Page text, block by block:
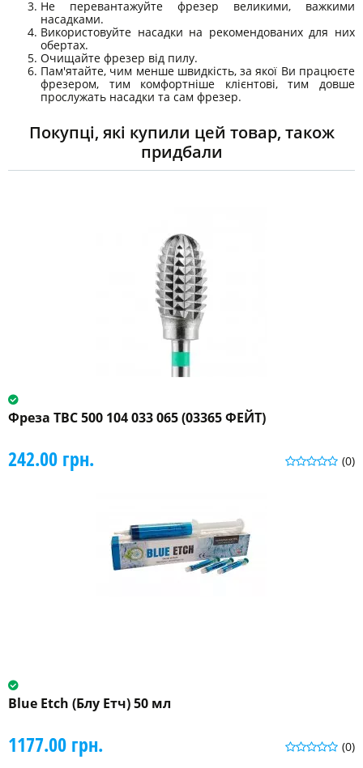
Не перевантажуйте фрезер великими, важкими
насадками.
Використовуйте насадки на рекомендованих для них
обертах.
Очищайте фрезер від пилу.
Пам'ятайте, чим менше швидкість, за якої Ви працюєте
фрезером, тим комфортніше клієнтові, тим довше
прослужать насадки та сам фрезер.
Покупці, які купили цей товар, також
придбали
Фреза ТВС 500 104 033 065 (03365 ФЕЙТ)
(0)
242.00 грн.
Blue Etch (Блу Етч) 50 мл
(0)
1177.00 грн.